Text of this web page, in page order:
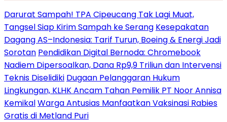
Darurat Sampah! TPA Cipeucang Tak Lagi Muat,
Tangsel Siap Kirim Sampah ke Serang Kesepakatan
Dagang AS–Indonesia: Tarif Turun, Boeing & Energi Jadi
Sorotan Pendidikan Digital Bernoda: Chromebook
Nadiem Dipersoalkan, Dana Rp9,9 Triliun dan Intervensi
Teknis Diselidiki Dugaan Pelanggaran Hukum
Lingkungan, KLHK Ancam Tahan Pemilik PT Noor Annisa
KemikalWarga Antusias Manfaatkan Vaksinasi Rabies
Gratis di Metland Puri